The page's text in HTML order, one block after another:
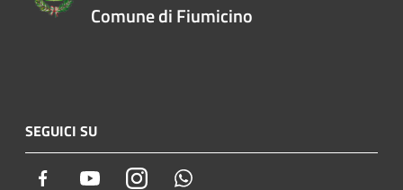
Comune di Fiumicino
SEGUICI SU
Facebook YoutubeInstagram